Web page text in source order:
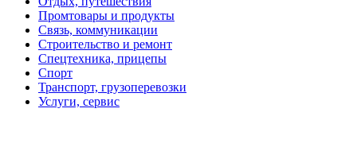
Промтовары и продукты
Связь, коммуникации
Строительство и ремонт
Спецтехника, прицепы
Спорт
Транспорт, грузоперевозки
Услуги, сервис